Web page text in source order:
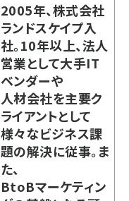
2005年、株式会社
ランドスケイプ入
社。10年以上、法人
営業として大手IT
ベンダーや
人材会社を主要ク
ライアントとして
様々なビジネス課
題の解決に従事。ま
た、
BtoBマーケティン